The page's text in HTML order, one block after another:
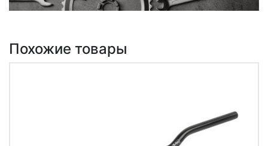
Похожие товары